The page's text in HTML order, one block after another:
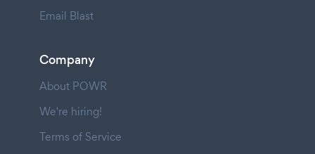
Email Blast
Company
About POWR
We're hiring!
Terms of Service